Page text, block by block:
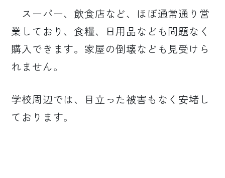
スーパー、飲食店など、ほぼ通常通り営
業しており、食糧、日用品なども問題なく
購入できます。家屋の倒壊なども見受けら
れません。
学校周辺では、目立った被害もなく安堵し
ております。